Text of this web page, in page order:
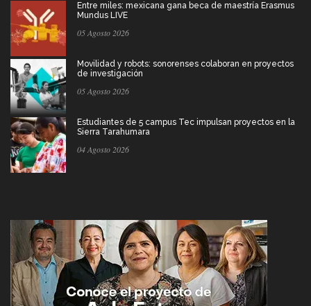
Entre miles: mexicana gana beca de maestría Erasmus
Mundus LIVE
05 Agosto 2026
Movilidad y robots: sonorenses colaboran en proyectos
de investigación
05 Agosto 2026
Estudiantes de 5 campus Tec impulsan proyectos en la
Sierra Tarahumara
04 Agosto 2026